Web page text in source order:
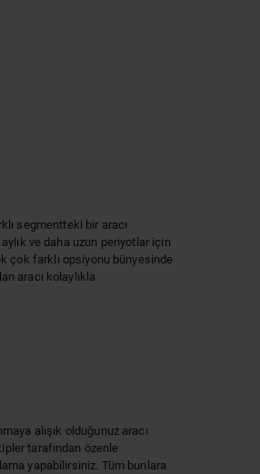
segmentteki bir aracı
ve daha uzun periyotlar için
çok farklı opsiyonu bünyesinde
aracı kolaylıkla
alışık olduğunuz aracı
tarafından özenle
yapabilirsiniz. Tüm bunlara